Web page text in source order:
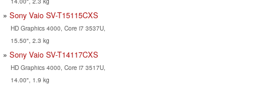
Sony Vaio SV-T15115CXS
HD Graphics 4000, Core i7 3537U,
15.50", 2.3 kg
Sony Vaio SV-T14117CXS
HD Graphics 4000, Core i7 3517U,
14.00", 1.9 kg